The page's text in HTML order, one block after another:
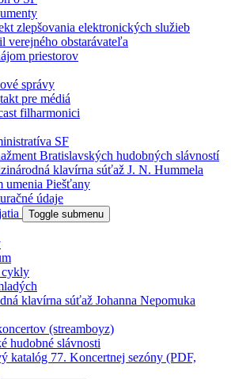
zlepšovania elektronických služieb
verejného obstarávateľa
priestorov
správy
pre médiá
filharmonici
SF
Bratislavských hudobných slávností
klavírna súťaž J. N. Hummela
umenia Piešťany
údaje
Toggle submenu
cykly
klavírna súťaž Johanna Nepomuka
(streamboyz)
hudobné slávnosti
katalóg 77. Koncertnej sezóny (PDF,